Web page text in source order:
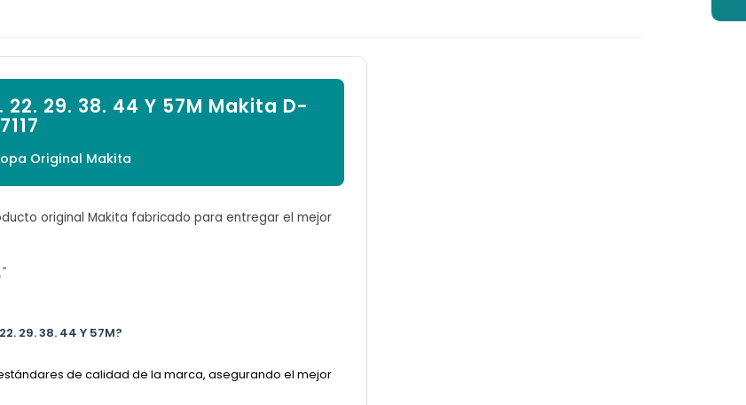
29. 38. 44 Y 57M Makita D-
Original Makita
original Makita fabricado para entregar el mejor
29. 38. 44 Y 57M?
de calidad de la marca, asegurando el mejor